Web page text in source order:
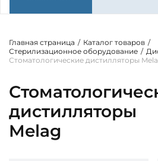
Главная страница / Каталог товаров /
Стерилизационное оборудование /
Стоматологические дистилляторы
дистилляторы
Melag